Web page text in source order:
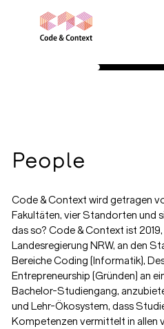
People
Code & Context wird getragen
Fakultäten, vier Standorten und
das so? Code & Context ist
Landesregierung NRW, an den
Bereiche Coding (Informatik),
Entrepreneurship (Gründen) an
Bachelor-Studiengang,
und Lehr-Ökosystem, dass
Kompetenzen vermittelt in allen